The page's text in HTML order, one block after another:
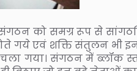
संगठन को समग्र रूप से
गये एवं शक्ति संतुलन भी
चला गया। संगठन में ब्लॉक